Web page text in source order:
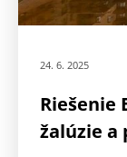
24. 6. 2025
Riešenie
žalúzie a